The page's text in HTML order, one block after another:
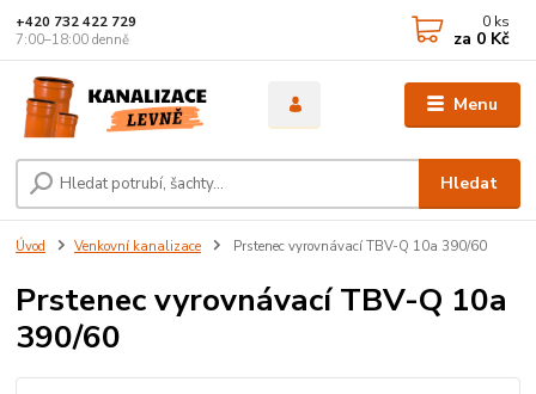
Menu
Hledat
+420 732 422 729
7:00–18:00 denně
0 ks
za 0 Kč
Úvod Venkovní kanalizace Prstenec vyrovnávací TBV-Q 10a 390/60
Prstenec vyrovnávací TBV-Q 10a
390/60